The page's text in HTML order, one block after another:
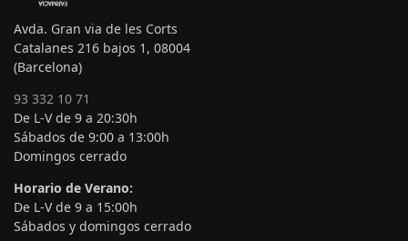
Avda. Gran via de les Corts
Catalanes 216 bajos 1, 08004
(Barcelona)
93 332 10 71
De L-V de 9 a 20:30h
Sábados de 9:00 a 13:00h
Domingos cerrado
Horario de Verano:
De L-V de 9 a 15:00h
Sábados y domingos cerrado